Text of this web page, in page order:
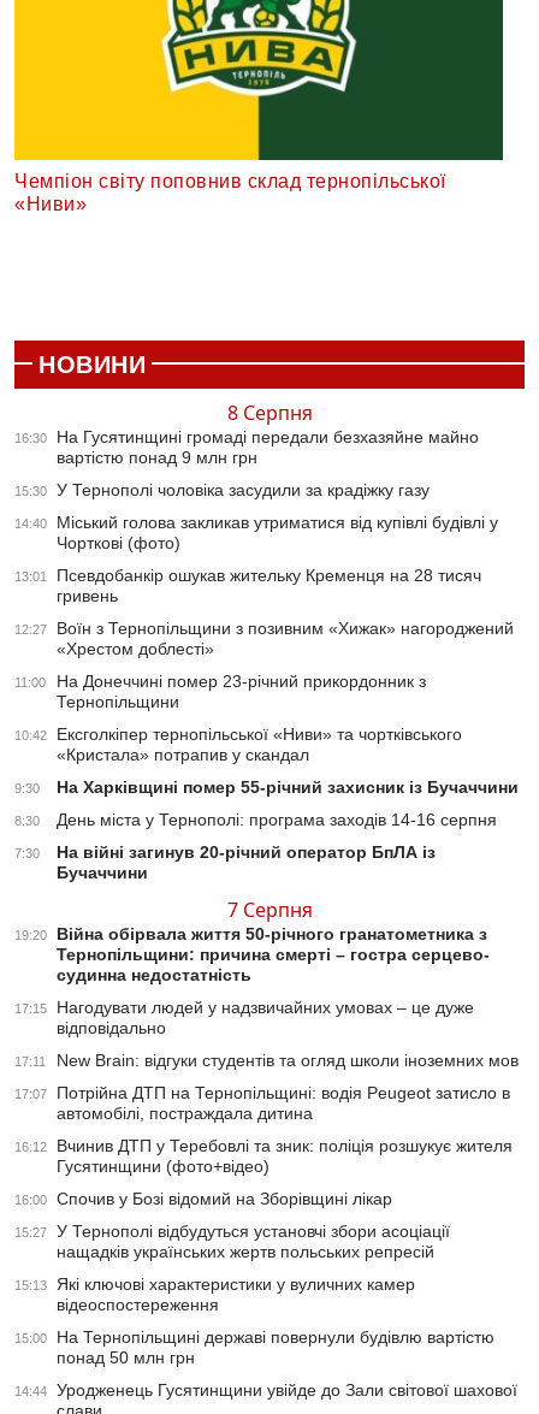
Чемпіон світу поповнив склад тернопільської
«Ниви»
НОВИНИ
8 Серпня
16:30
На Гусятинщині громаді передали безхазяйне майно
вартістю понад 9 млн грн
15:30 У Тернополі чоловіка засудили за крадіжку газу
14:40
Міський голова закликав утриматися від купівлі будівлі у
Чорткові (фото)
13:01
Псевдобанкір ошукав жительку Кременця на 28 тисяч
гривень
12:27
Воїн з Тернопільщини з позивним «Хижак» нагороджений
«Хрестом доблесті»
11:00
На Донеччині помер 23-річний прикордонник з
Тернопільщини
10:42
Ексголкіпер тернопільської «Ниви» та чортківського
«Кристала» потрапив у скандал
9:30 На Харківщині помер 55-річний захисник із Бучаччини
8:30 День міста у Тернополі: програма заходів 14-16 серпня
7:30
На війні загинув 20-річний оператор БпЛА із
Бучаччини
7 Серпня
19:20
Війна обірвала життя 50-річного гранатометника з
Тернопільщини: причина смерті – гостра серцево-
судинна недостатність
17:15
Нагодувати людей у надзвичайних умовах – це дуже
відповідально
17:11 New Brain: відгуки студентів та огляд школи іноземних мов
17:07
Потрійна ДТП на Тернопільщині: водія Peugeot затисло в
автомобілі, постраждала дитина
16:12
Вчинив ДТП у Теребовлі та зник: поліція розшукує жителя
Гусятинщини (фото+відео)
16:00 Спочив у Бозі відомий на Зборівщині лікар
15:27
У Тернополі відбудуться установчі збори асоціації
нащадків українських жертв польських репресій
15:13
Які ключові характеристики у вуличних камер
відеоспостереження
15:00
На Тернопільщині державі повернули будівлю вартістю
понад 50 млн грн
14:44
Уродженець Гусятинщини увійде до Зали світової шахової